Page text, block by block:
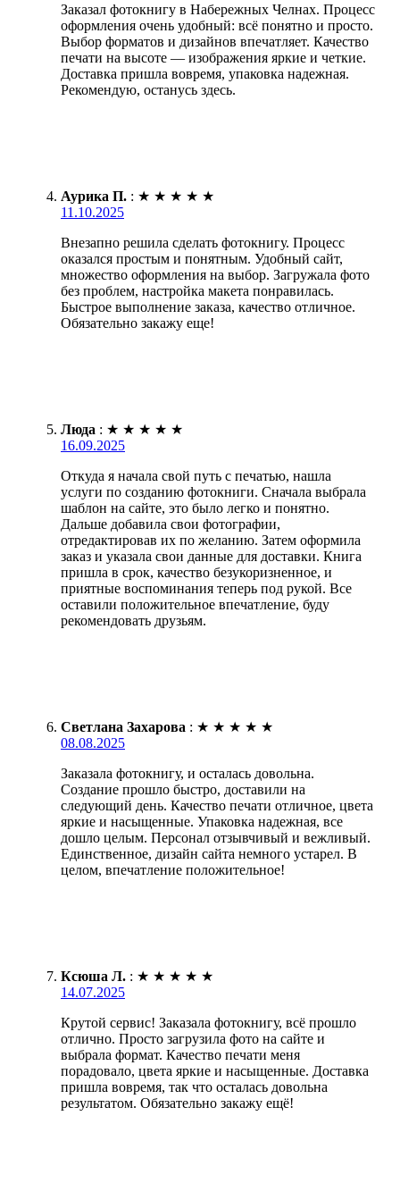
Заказал фотокнигу в Набережных Челнах. Процесс
оформления очень удобный: всё понятно и просто.
Выбор форматов и дизайнов впечатляет. Качество
печати на высоте — изображения яркие и четкие.
Доставка пришла вовремя, упаковка надежная.
Рекомендую, останусь здесь.
Аурика П. : ★ ★ ★ ★ ★
11.10.2025
Внезапно решила сделать фотокнигу. Процесс
оказался простым и понятным. Удобный сайт,
множество оформления на выбор. Загружала фото
без проблем, настройка макета понравилась.
Быстрое выполнение заказа, качество отличное.
Обязательно закажу еще!
Люда : ★ ★ ★ ★ ★
16.09.2025
Откуда я начала свой путь с печатью, нашла
услуги по созданию фотокниги. Сначала выбрала
шаблон на сайте, это было легко и понятно.
Дальше добавила свои фотографии,
отредактировав их по желанию. Затем оформила
заказ и указала свои данные для доставки. Книга
пришла в срок, качество безукоризненное, и
приятные воспоминания теперь под рукой. Все
оставили положительное впечатление, буду
рекомендовать друзьям.
Светлана Захарова : ★ ★ ★ ★ ★
08.08.2025
Заказала фотокнигу, и осталась довольна.
Создание прошло быстро, доставили на
следующий день. Качество печати отличное, цвета
яркие и насыщенные. Упаковка надежная, все
дошло целым. Персонал отзывчивый и вежливый.
Единственное, дизайн сайта немного устарел. В
целом, впечатление положительное!
Ксюша Л. : ★ ★ ★ ★ ★
14.07.2025
Крутой сервис! Заказала фотокнигу, всё прошло
отлично. Просто загрузила фото на сайте и
выбрала формат. Качество печати меня
порадовало, цвета яркие и насыщенные. Доставка
пришла вовремя, так что осталась довольна
результатом. Обязательно закажу ещё!